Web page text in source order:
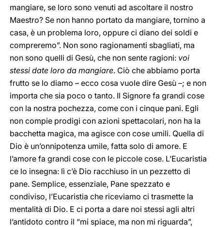
mangiare, se loro sono venuti ad ascoltare il nostro
Maestro? Se non hanno portato da mangiare, tornino a
casa, è un problema loro, oppure ci diano dei soldi e
compreremo”. Non sono ragionamenti sbagliati, ma
non sono quelli di Gesù, che non sente ragioni: voi
stessi date loro da mangiare. Ciò che abbiamo porta
frutto se lo diamo – ecco cosa vuole dire Gesù –; e non
importa che sia poco o tanto. Il Signore fa grandi cose
con la nostra pochezza, come con i cinque pani. Egli
non compie prodigi con azioni spettacolari, non ha la
bacchetta magica, ma agisce con cose umili. Quella di
Dio è un’onnipotenza umile, fatta solo di amore. E
l’amore fa grandi cose con le piccole cose. L’Eucaristia
ce lo insegna: lì c’è Dio racchiuso in un pezzetto di
pane. Semplice, essenziale, Pane spezzato e
condiviso, l’Eucaristia che riceviamo ci trasmette la
mentalità di Dio. E ci porta a dare noi stessi agli altri
l’antidoto contro il “mi spiace, ma non mi riguarda”,